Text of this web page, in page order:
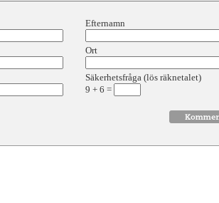
Efternamn
Ort
Säkerhetsfråga (lös räknetalet)
9 + 6 =